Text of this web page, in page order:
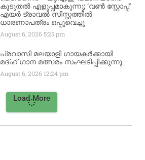
കൂടുതൽ എളുപ്പമാകുന്നു; ‘വൺ സ്റ്റോപ്പ്’
എയർ ട്രാവൽ സിസ്റ്റത്തിൽ
ധാരണാപത്രം ഒപ്പുവെച്ചു
August 6, 20265:25 pm
പ്രവാസി മലയാളി ഗായകർക്കായി
മദ്ഹ് ഗാന മത്സരം സംഘടിപ്പിക്കുന്നു
August 6, 2026 12:24 pm
Load More